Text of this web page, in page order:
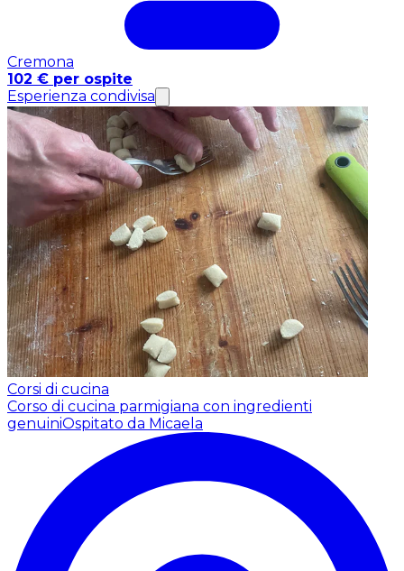
Cremona
102 € per ospite
Esperienza condivisa
Corsi di cucina
Corso di cucina parmigiana con ingredienti
genuiniOspitato da Micaela